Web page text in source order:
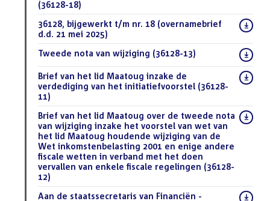
(36128-18)
Download
bestand:
36128, bijgewerkt t/m nr. 18 (overnamebrief
d.d. 21 mei 2025)
Download
Tweede nota van wijziging (36128-13)
Download
bestand:
Brief van het lid Maatoug inzake de
verdediging van het initiatiefvoorstel (36128-
11)
Download
bestand:
Brief van het lid Maatoug over de tweede nota
van wijziging inzake het voorstel van wet van
het lid Maatoug houdende wijziging van de
Wet inkomstenbelasting 2001 en enige andere
fiscale wetten in verband met het doen
vervallen van enkele fiscale regelingen (36128-
12)
Download
Aan de staatssecretaris van Financiën -